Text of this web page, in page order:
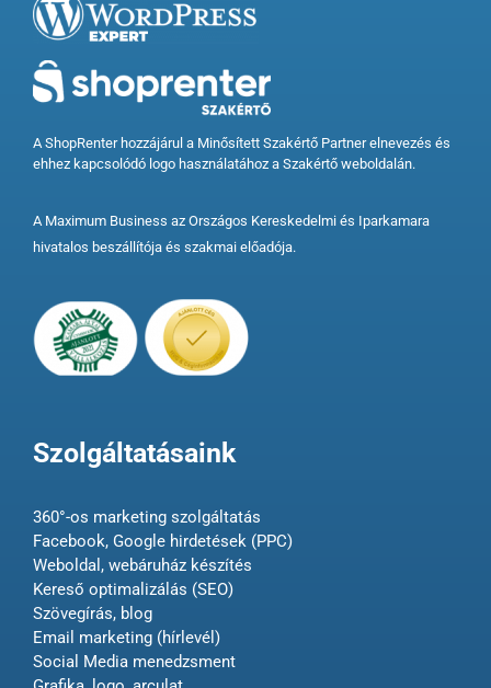
A ShopRenter hozzájárul a Minősített Szakértő Partner elnevezés és
ehhez kapcsolódó logo használatához a Szakértő weboldalán.
A Maximum Business az Országos Kereskedelmi és Iparkamara
hivatalos beszállítója és szakmai előadója.
Szolgáltatásaink
360°-os marketing szolgáltatás
Facebook, Google hirdetések (PPC)
Weboldal, webáruház készítés
Kereső optimalizálás (SEO)
Szövegírás, blog
Email marketing (hírlevél)
Social Media menedzsment